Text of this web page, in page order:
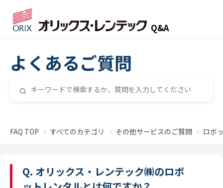
Q&A
よくあるご質問
FAQ TOP すべてのカテゴリ その他サービスのご質問 ロボ
Q. オリックス・レンテック㈱のロボ